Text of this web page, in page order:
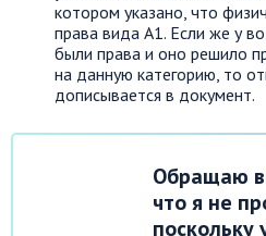
котором указано, что
права вида А1. Если же у
были права и оно решило
на данную категорию, то
дописывается в документ.
Обращаю
что я не